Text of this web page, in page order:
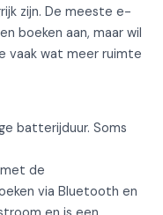
zijn. De meeste e-
boeken aan, maar wil
vaak wat meer ruimte
batterijduur. Soms
met de
via Bluetooth en